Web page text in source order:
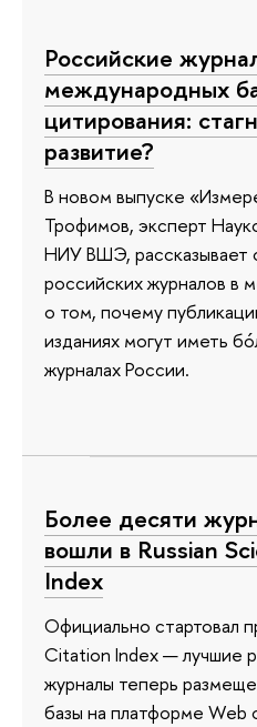
Российские
международных
цитирования:
развитие?
В новом выпуске
Трофимов, эксперт
НИУ ВШЭ, рассказывает
российских журналов в
о том, почему
изданиях могут иметь
журналах России.
Более десяти
вошли в Russian
Index
Официально стартовал
Citation Index — лучшие
журналы теперь
базы на платформе